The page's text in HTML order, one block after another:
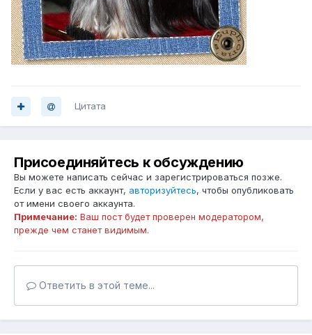
Цитата
Присоединяйтесь к обсуждению
Вы можете написать сейчас и зарегистрироваться позже.
Если у вас есть аккаунт, авторизуйтесь, чтобы опубликовать
от имени своего аккаунта.
Примечание: Ваш пост будет проверен модератором,
прежде чем станет видимым.
Ответить в этой теме...